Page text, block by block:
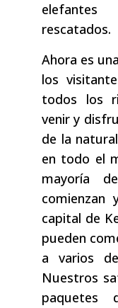
rescatados.
Ahora es
los
todos los
venir y
de la
en todo el
mayoría
comienzan
capital de
pueden
a varios
Nuestros
paquetes